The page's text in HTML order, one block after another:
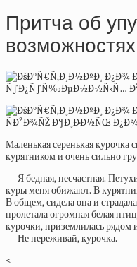
Притча об
Маленькая серенькая курочка
курятником и очень сильно
— Я бедная, несчастная.
куры меня обижают. В
В общем, сидела она и
пролетала огромная белая
курочки, приземлилась рядом
— Не переживай, курочка.
<